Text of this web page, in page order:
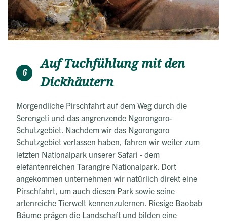
6
Auf Tuchfühlung mit den
Dickhäutern
Morgendliche Pirschfahrt auf dem Weg durch die
Serengeti und das angrenzende Ngorongoro-
Schutzgebiet. Nachdem wir das Ngorongoro
Schutzgebiet verlassen haben, fahren wir weiter zum
letzten Nationalpark unserer Safari - dem
elefantenreichen Tarangire Nationalpark. Dort
angekommen unternehmen wir natürlich direkt eine
Pirschfahrt, um auch diesen Park sowie seine
artenreiche Tierwelt kennenzulernen. Riesige Baobab
Bäume prägen die Landschaft und bilden eine